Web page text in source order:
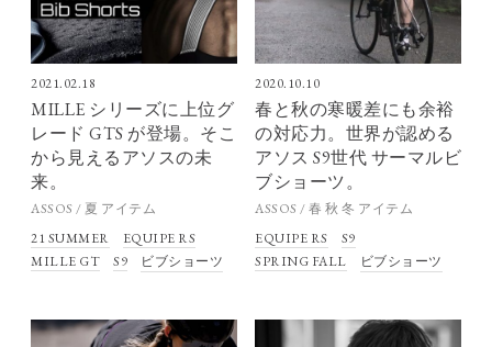
2021.02.18
MILLE シリーズに上位グ
レード GTS が登場。そこ
から見えるアソスの未
来。
ASSOS / 夏 アイテム
21 SUMMER
EQUIPE RS
MILLE GT
S9 ビブショーツ
2020.10.10
春と秋の寒暖差にも余裕
の対応力。世界が認める
アソス S9世代 サーマルビ
ブショーツ。
ASSOS / 春 秋 冬 アイテム
EQUIPE RS
S9
SPRING FALL
ビブショーツ